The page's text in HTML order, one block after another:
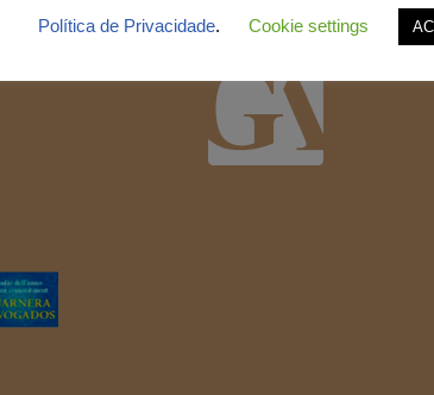
Política de Privacidade. Cookie settings